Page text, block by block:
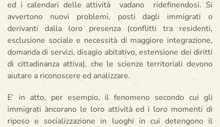
ed i calendari delle attività vadano ridefinendosi. Si
avvertono nuovi problemi, posti dagli immigrati o
derivanti dalla loro presenza (conflitti tra residenti,
esclusione sociale e necessità di maggiore integrazione,
domanda di servizi, disagio abitativo, estensione dei diritti
di cittadinanza attiva), che le scienze territoriali devono
aiutare a riconoscere ed analizzare.
E’ in atto, per esempio, il fenomeno secondo cui gli
immigrati àncorano le loro attività ed i loro momenti di
riposo e socializzazione in luoghi in cui detengono il